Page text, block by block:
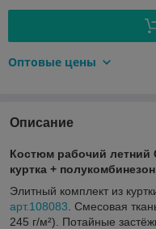
Оптовые цены
Описание
Костюм рабочий
куртка +
Элитный комплект из
арт.108083 . Смесовая
245 г/м²). Потайные